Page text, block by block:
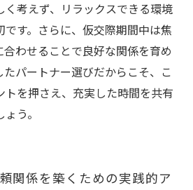
考えず、リラックスできる環境
す。さらに、仮交際期間中は焦
わせることで良好な関係を育め
パートナー選びだからこそ、こ
トを押さえ、充実した時間を共有
う。
関係を築くための実践的ア